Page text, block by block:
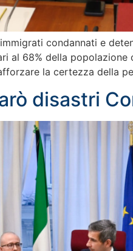
condannati e
al 68% della
la certezza della
disastri